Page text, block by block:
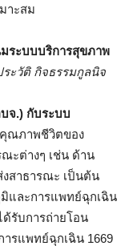
าะสม
ระบบบริการสุขภาพ
ะวัติ กิจธรรมกูลนิจ
จ.) กับระบบ
ณภาพชีวิตของ
ะต่างๆ เช่น ด้าน
สาธารณะ เป็นต้น
และการแพทย์ฉุกเฉิน
รับการถ่ายโอน
รแพทย์ฉุกเฉิน 1669